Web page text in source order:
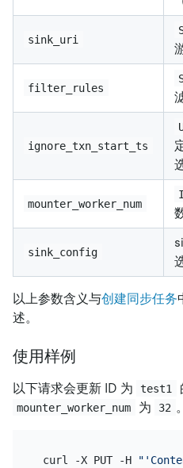
sink_uri
filter_rules
ignore_txn_start_ts
mounter_worker_num
sink_config
以上参数含义与创建同步任务
述。
使用样例
以下请求会更新 ID 为 test1
mounter_worker_num 为 32 。
curl -X PUT -H